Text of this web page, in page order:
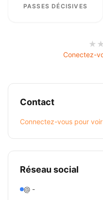
PASSES DÉCISIVES
★ ★
Conectez-
Contact
Connectez-vous pour voir
Réseau social
@ -